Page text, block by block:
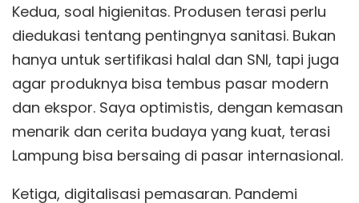
Kedua, soal higienitas. Produsen terasi perlu
diedukasi tentang pentingnya sanitasi. Bukan
hanya untuk sertifikasi halal dan SNI, tapi juga
agar produknya bisa tembus pasar modern
dan ekspor. Saya optimistis, dengan kemasan
menarik dan cerita budaya yang kuat, terasi
Lampung bisa bersaing di pasar internasional.
Ketiga, digitalisasi pemasaran. Pandemi